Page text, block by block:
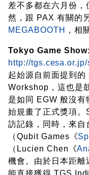
差不多都在六月份
然，跟 PAX 有關的
MEGABOOTH
，相
Tokyo Game
http://
起始源自前面提到
Workshop，這也是
是如同 EGW 般沒有
始規畫了正式獎項。
訪記錄，同時，來
（Qubit Games《
（Lucien Chen《
機會。由於日本距離
能直接獲得 TGS